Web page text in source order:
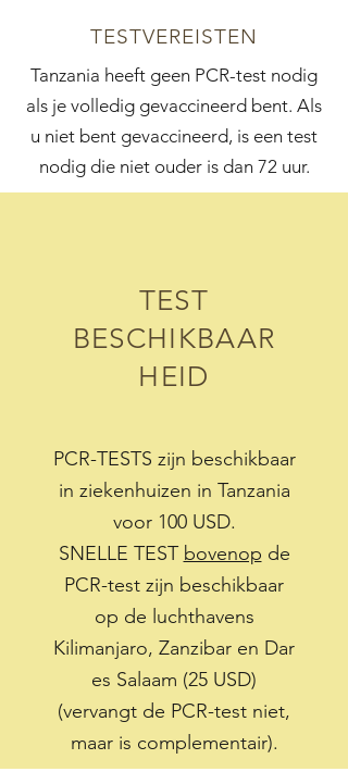
TESTVEREISTEN
Tanzania heeft geen PCR-test nodig
als je volledig gevaccineerd bent. Als
u niet bent gevaccineerd, is een test
nodig die niet ouder is dan 72 uur.
TEST
BESCHIKBAAR
HEID
PCR-TESTS zijn beschikbaar
in ziekenhuizen in Tanzania
voor 100 USD.
SNELLE TEST bovenop de
PCR-test zijn beschikbaar
op de luchthavens
Kilimanjaro, Zanzibar en Dar
es Salaam (25 USD)
(vervangt de PCR-test niet,
maar is complementair).